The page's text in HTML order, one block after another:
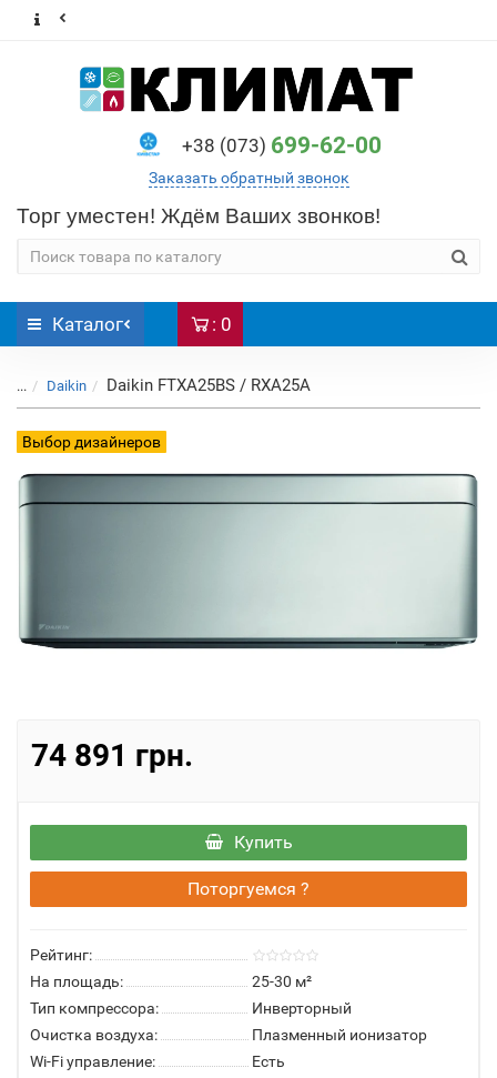
+38 (073) 699-62-00
Заказать обратный звонок
Торг уместен! Ждём Ваших звонков!
Каталог : 0
... Daikin Daikin FTXA25BS / RXA25A
Выбор дизайнеров
74 891 грн.
Купить
Поторгуемся ?
Рейтинг:
На площадь:
25-30 м²
Тип компрессора:
Инверторный
Очистка воздуха:
Плазменный ионизатор
Wi-Fi управление:
Есть